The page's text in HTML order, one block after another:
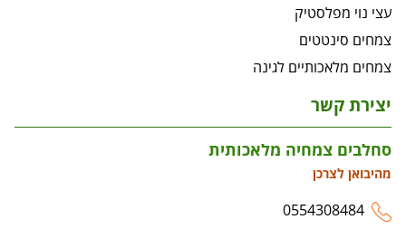
עצי נוי מפלסטיק
צמחים סינטטים
צמחים מלאכותיים לגינה
יצירת קשר
סחלבים צמחיה מלאכותית
מהיבואן לצרכן
0554308484